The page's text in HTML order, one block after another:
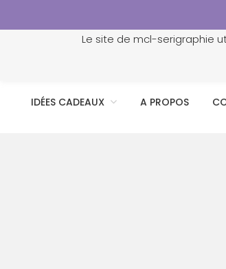
IDÉES CADEAUX A PROPOS
Le site de mcl-serigraphie